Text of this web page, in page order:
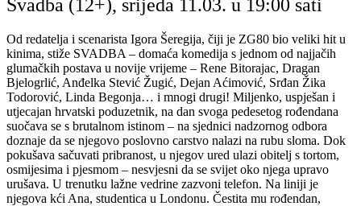
Svadba (12+), srijeda 11.03. u 19:00 sati
Od redatelja i scenarista Igora Šeregija, čiji je ZG80 bio veliki hit u
kinima, stiže SVADBA – domaća komedija s jednom od najjačih
glumačkih postava u novije vrijeme – Rene Bitorajac, Dragan
Bjelogrlić, Anđelka Stević Žugić, Dejan Aćimović, Srđan Žika
Todorović, Linda Begonja… i mnogi drugi! Miljenko, uspješan i
utjecajan hrvatski poduzetnik, na dan svoga pedesetog rođendana
suočava se s brutalnom istinom – na sjednici nadzornog odbora
doznaje da se njegovo poslovno carstvo nalazi na rubu sloma. Dok
pokušava sačuvati pribranost, u njegov ured ulazi obitelj s tortom,
osmijesima i pjesmom – nesvjesni da se svijet oko njega upravo
urušava. U trenutku lažne vedrine zazvoni telefon. Na liniji je
njegova kći Ana, studentica u Londonu. Čestita mu rođendan,